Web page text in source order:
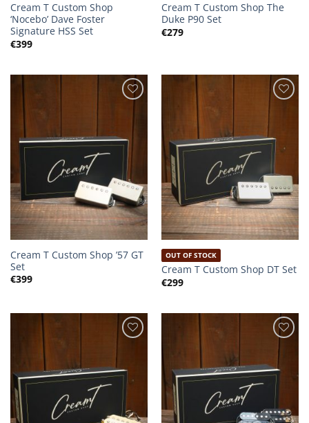
Cream T Custom Shop
‘Nocebo’ Dave Foster
Signature HSS Set
€399
Cream T Custom Shop The
Duke P90 Set
€279
Cream T Custom Shop ’57 GT
Set
€399
OUT OF STOCK
Cream T Custom Shop DT Set
€299